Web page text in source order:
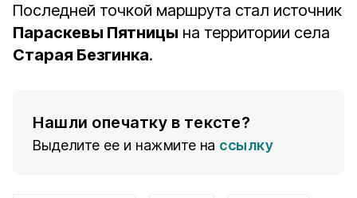
Последней точкой маршрута стал источник
Параскевы Пятницы на территории села
Старая Безгинка.
Нашли опечатку в тексте?
Выделите ее и нажмите на ссылку